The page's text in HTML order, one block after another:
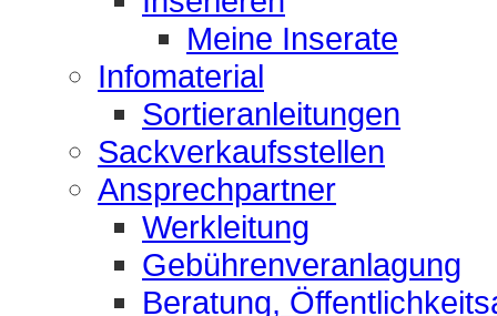
Meine Inserate
Infomaterial
Sortieranleitungen
Sackverkaufsstellen
Ansprechpartner
Werkleitung
Gebührenveranlagung
Beratung,